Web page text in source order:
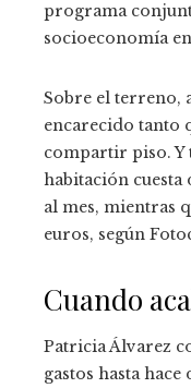
programa
socioeconomía
Sobre el terreno,
encarecido tanto
compartir piso. Y
habitación cuesta
al mes, mientras
euros, según
Cuando
Patricia Álvarez
gastos hasta